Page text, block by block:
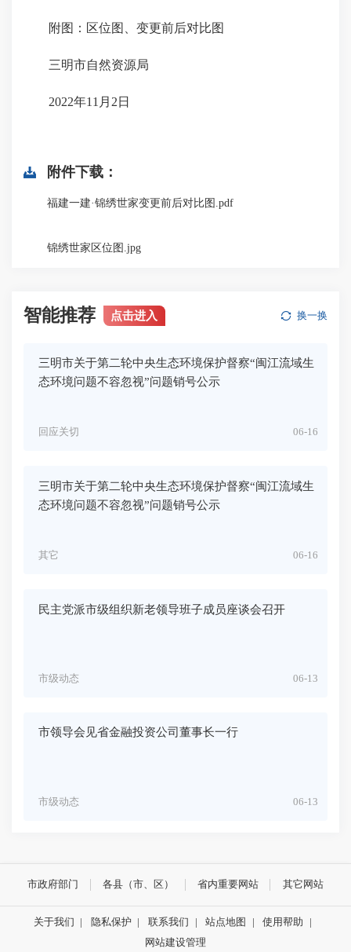
附图：区位图、变更前后对比图
三明市自然资源局
2022年11月2日
附件下载：
福建一建·锦绣世家变更前后对比图.pdf
锦绣世家区位图.jpg
智能推荐 点击进入 换一换
三明市关于第二轮中央生态环境保护督察“闽江流域生
态环境问题不容忽视”问题销号公示
06-16
回应关切
三明市关于第二轮中央生态环境保护督察“闽江流域生
态环境问题不容忽视”问题销号公示
06-16
其它
民主党派市级组织新老领导班子成员座谈会召开
06-13
市级动态
市领导会见省金融投资公司董事长一行
06-13
市级动态
市政府部门 各县（市、区） 省内重要网站 其它网站
关于我们 | 隐私保护 | 联系我们 | 站点地图 | 使用帮助
|
网站建设管理